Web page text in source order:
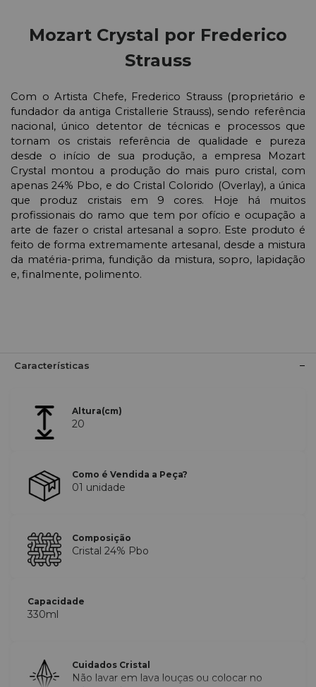
Mozart Crystal por Frederico
Strauss
Com o Artista Chefe, Frederico Strauss (proprietário e
fundador da antiga Cristallerie Strauss), sendo referência
nacional, único detentor de técnicas e processos que
tornam os cristais referência de qualidade e pureza
desde o início de sua produção, a empresa Mozart
Crystal montou a produção do mais puro cristal, com
apenas 24% Pbo, e do Cristal Colorido (Overlay), a única
que produz cristais em 9 cores.
Hoje há muitos
profissionais do ramo que tem por ofício e ocupação a
arte de fazer o cristal artesanal a sopro. Este produto é
feito de forma extremamente artesanal, desde a mistura
da matéria-prima, fundição da mistura, sopro, lapidação
e, finalmente, polimento.
Características
Altura(cm)
20
Como é Vendida a Peça?
01 unidade
Composição
Cristal 24% Pbo
Capacidade
330ml
Cuidados Cristal
Não lavar em lava louças ou colocar no